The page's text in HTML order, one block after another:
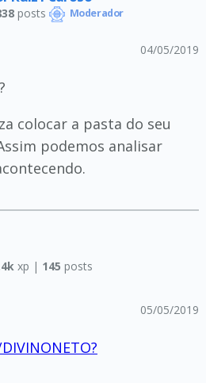
posts Moderador
04/05/2019
colocar a pasta do seu
podemos analisar
xp | 145 posts
05/05/2019